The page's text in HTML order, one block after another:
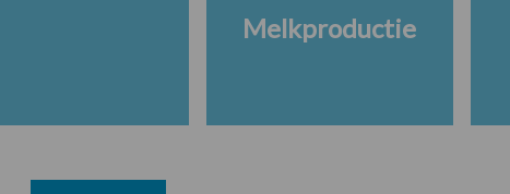
Melkproductie